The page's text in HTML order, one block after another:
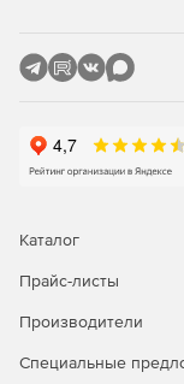
Легковесные
Поддержка
Каталог
Прайс-листы
Производители
Специальные